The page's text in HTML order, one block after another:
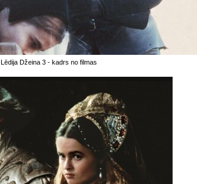
Lēdija Džeina 3 - kadrs no filmas